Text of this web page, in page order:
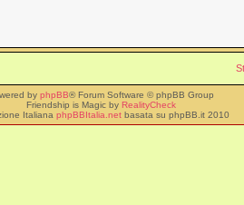
by phpBB® Forum Software © phpBB Group
Friendship is Magic by RealityCheck
Italiana phpBBItalia.netbasata su phpBB.it 2010